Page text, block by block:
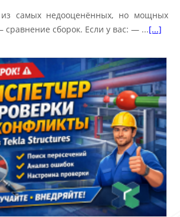
из самых недооценённых, но мощных
сборок. Если у вас: — ...[...]